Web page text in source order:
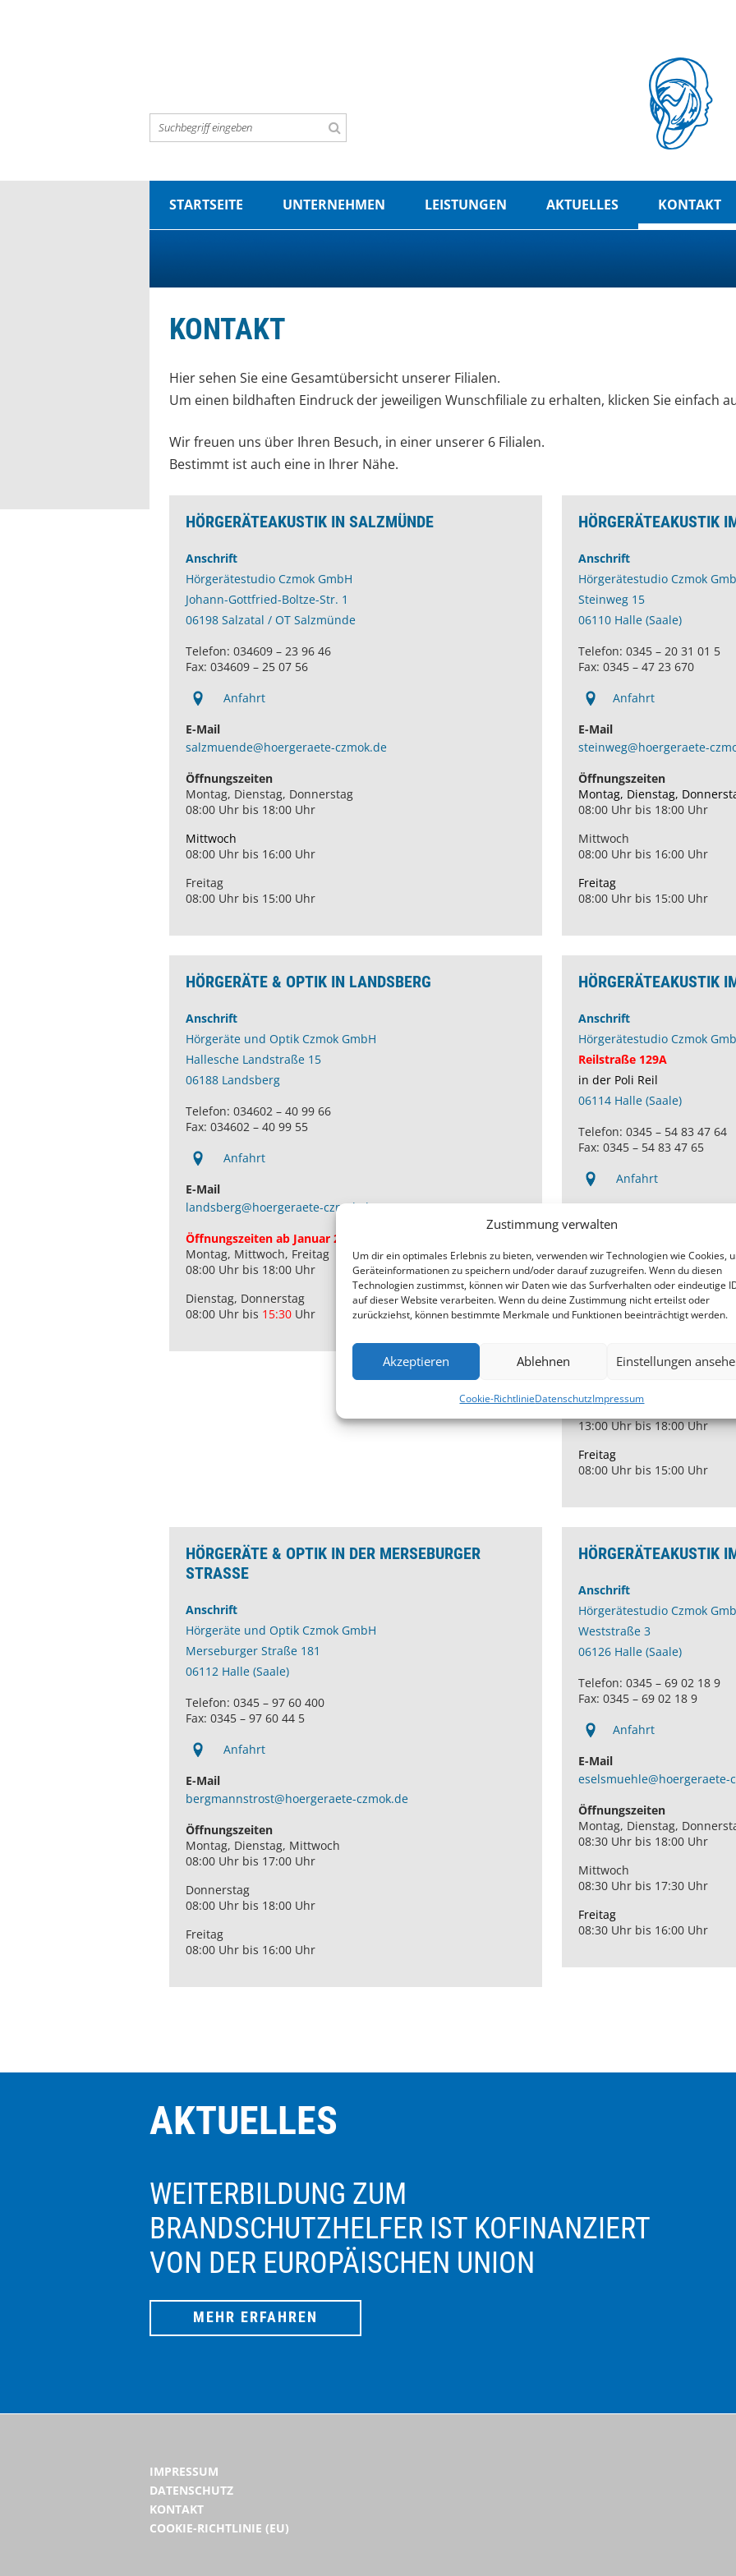
Zustimmung verwalten
Um dir ein optimales Erlebnis zu bieten, verwenden wir Technologien wie Cookies,
Geräteinformationen zu speichern und/oder darauf zuzugreifen. Wenn du diesen
Technologien zustimmst, können wir Daten wie das Surfverhalten oder eindeutige
auf dieser Website verarbeiten. Wenn du deine Zustimmung nicht erteilst oder
zurückziehst, können bestimmte Merkmale und Funktionen beeinträchtigt werden.
Akzeptieren Ablehnen Einstellungen
Cookie-RichtlinieDatenschutzImpressum
STARTSEITE UNTERNEHMEN LEISTUNGEN AKTUELLES KONTAKT
KONTAKT
Hier sehen Sie eine Gesamtübersicht unserer Filialen.
Um einen bildhaften Eindruck der jeweiligen Wunschfiliale zu erhalten, klicken Sie einfach
Wir freuen uns über Ihren Besuch, in einer unserer 6 Filialen.
Bestimmt ist auch eine in Ihrer Nähe.
HÖRGERÄTEAKUSTIK IN SALZMÜNDE
Anschrift
Hörgerätestudio Czmok GmbH
Johann-Gottfried-Boltze-Str. 1
06198 Salzatal / OT Salzmünde
Telefon: 034609 – 23 96 46
Fax: 034609 – 25 07 56
Anfahrt
E-Mail
salzmuende@hoergeraete-czmok.de
Öffnungszeiten
Montag, Dienstag, Donnerstag
08:00 Uhr bis 18:00 Uhr
Mittwoch
08:00 Uhr bis 16:00 Uhr
Freitag
08:00 Uhr bis 15:00 Uhr
HÖRGERÄTEAKUSTIK
Anschrift
Hörgerätestudio Czmok
Steinweg 15
06110 Halle (Saale)
Telefon: 0345 – 20 31 01 5
Fax: 0345 – 47 23 670
Anfahrt
E-Mail
steinweg@hoergeraete-
Öffnungszeiten
Montag, Dienstag,
08:00 Uhr bis 18:00 Uhr
Mittwoch
08:00 Uhr bis 16:00 Uhr
Freitag
08:00 Uhr bis 15:00 Uhr
HÖRGERÄTE & OPTIK IN LANDSBERG
Anschrift
Hörgeräte und Optik Czmok GmbH
Hallesche Landstraße 15
06188 Landsberg
Telefon: 034602 – 40 99 66
Fax: 034602 – 40 99 55
Anfahrt
E-Mail
landsberg@hoergeraete-czmok.de
Öffnungszeiten ab Januar 2022
Montag, Mittwoch, Freitag
08:00 Uhr bis 18:00 Uhr
Dienstag, Donnerstag
08:00 Uhr bis 15:30 Uhr
HÖRGERÄTEAKUSTIK
Anschrift
Hörgerätestudio Czmok
Reilstraße 129A
in der Poli Reil
06114 Halle (Saale)
Telefon: 0345 – 54 83 47 64
Fax: 0345 – 54 83 47 65
Anfahrt
reileck@hoergeraete-
Öffnungszeiten ab Januar
Montag und Dienstag
08:00 Uhr bis 13:00 Uhr
14:00 Uhr bis 18:00 Uhr
08:00 Uhr bis 16:00 Uhr
Donnerstag
08:00 Uhr bis 12:00 Uhr
13:00 Uhr bis 18:00 Uhr
Freitag
08:00 Uhr bis 15:00 Uhr
HÖRGERÄTE & OPTIK IN DER MERSEBURGER
STRASSE
Anschrift
Hörgeräte und Optik Czmok GmbH
Merseburger Straße 181
06112 Halle (Saale)
Telefon: 0345 – 97 60 400
Fax: 0345 – 97 60 44 5
Anfahrt
E-Mail
bergmannstrost@hoergeraete-czmok.de
Öffnungszeiten
Montag, Dienstag, Mittwoch
08:00 Uhr bis 17:00 Uhr
Donnerstag
08:00 Uhr bis 18:00 Uhr
Freitag
08:00 Uhr bis 16:00 Uhr
HÖRGERÄTEAKUSTIK
Anschrift
Hörgerätestudio Czmok
Weststraße 3
06126 Halle (Saale)
Telefon: 0345 – 69 02 18 9
Fax: 0345 – 69 02 18 9
Anfahrt
E-Mail
eselsmuehle@hoergeraete-
Öffnungszeiten
Montag, Dienstag,
08:30 Uhr bis 18:00 Uhr
Mittwoch
08:30 Uhr bis 17:30 Uhr
Freitag
08:30 Uhr bis 16:00 Uhr
AKTUELLES
WEITERBILDUNG ZUM
BRANDSCHUTZHELFER IST KOFINANZIERT
VON DER EUROPÄISCHEN UNION
MEHR ERFAHREN
IMPRESSUM
DATENSCHUTZ
KONTAKT
COOKIE-RICHTLINIE (EU)